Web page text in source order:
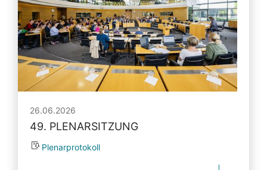
26.06.2026
49. PLENARSITZUNG
Plenarprotokoll